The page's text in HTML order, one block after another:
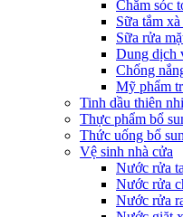
Chăm sóc
Sữa tắm
Sữa rửa
Dung dịch
Chống
Mỹ phẩm
Tinh dầu thiên
Thực phẩm bổ
Thức uống bổ
Vệ sinh nhà cửa
Nước rửa
Nước rửa
Nước rửa